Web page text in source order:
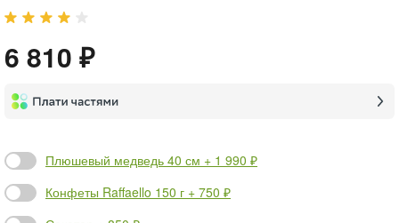
6 810 ₽
Плюшевый медведь 40 см + 1 990 ₽
Конфеты Raffaello 150 г + 750 ₽